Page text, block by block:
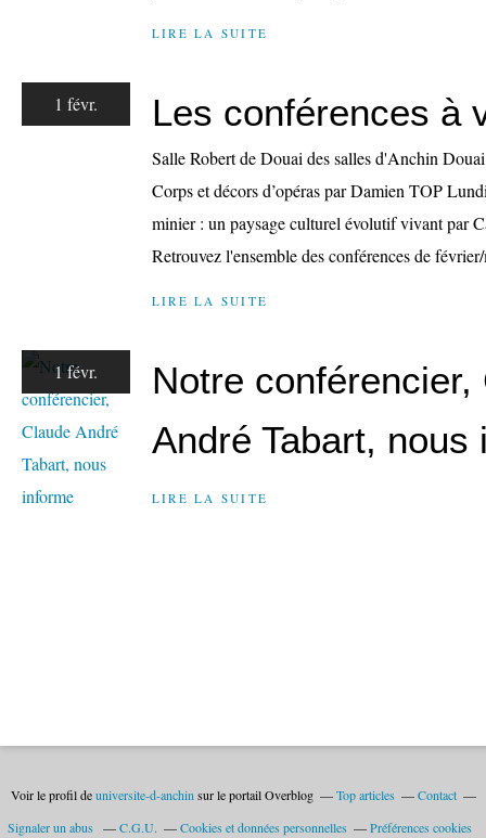
LIRE LA SUITE
1 févr. Les conférences à
Salle Robert de Douai des salles d'Anchin
Corps et décors d’opéras par Damien TOP
minier : un paysage culturel évolutif vivant par
Retrouvez l'ensemble des conférences de
LIRE LA SUITE
1 févr.
Notre conférencier,
André Tabart, nous
LIRE LA SUITE
Voir le profil deuniversite-d-anchin sur le portail Overblog Top articles
Contact
Signaler un abus
C.G.U. Cookies et données personnelles Préférences cookies